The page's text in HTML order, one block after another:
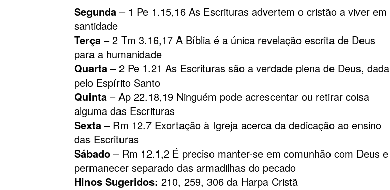
Segunda– 1 Pe 1.15,16 As Escrituras advertem o cristão a viver em
santidade
Terça– 2 Tm 3.16,17 A Bíblia é a única revelação escrita de Deus
para a humanidade
Quarta– 2 Pe 1.21 As Escrituras são a verdade plena de Deus, dada
pelo Espírito Santo
Quinta– Ap 22.18,19 Ninguém pode acrescentar ou retirar coisa
alguma das Escrituras
Sexta– Rm 12.7 Exortação à Igreja acerca da dedicação ao ensino
das Escrituras
Sábado – Rm 12.1,2 É preciso manter-se em comunhão com Deus e
permanecer separado das armadilhas do pecado
Hinos Sugeridos:210, 259, 306 da Harpa Cristã